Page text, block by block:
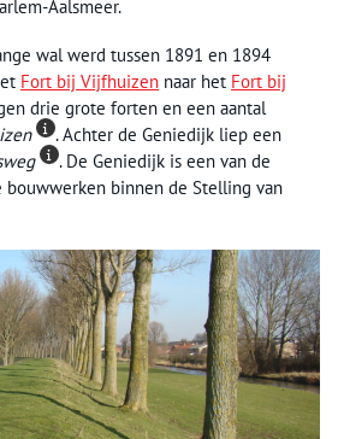
Aalsmeer.
wal werd tussen 1891 en 1894
Fort bij Vijfhuizen naar het Fort bij
drie grote forten en een aantal
. Achter de Geniedijk liep een
. De Geniedijk is een van de
bouwwerken binnen de Stelling van